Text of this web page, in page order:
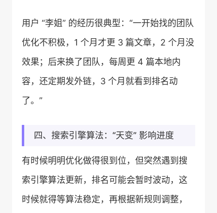
用户 “李姐” 的经历很典型：“一开始找的团队
优化不积极，1 个月才更 3 篇文章，2 个月没
效果；后来换了团队，每周更 4 篇本地内
容，还定期发外链，3 个月就看到排名动
了。”
四、搜索引擎算法：“天变” 影响进度
有时候明明优化做得很到位，但突然遇到搜
索引擎算法更新，排名可能会暂时波动，这
时候就得等算法稳定，再根据新规则调整，